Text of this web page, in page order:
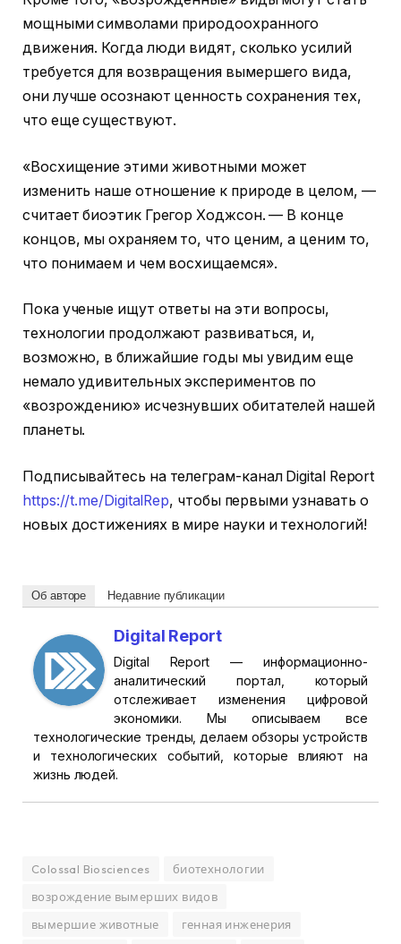
мощными символами природоохранного
движения. Когда люди видят, сколько усилий
требуется для возвращения вымершего вида,
они лучше осознают ценность сохранения тех,
что еще существуют.
«Восхищение этими животными может
изменить наше отношение к природе в целом, —
считает биоэтик Грегор Ходжсон. — В конце
концов, мы охраняем то, что ценим, а ценим то,
что понимаем и чем восхищаемся».
Пока ученые ищут ответы на эти вопросы,
технологии продолжают развиваться, и,
возможно, в ближайшие годы мы увидим еще
немало удивительных экспериментов по
«возрождению» исчезнувших обитателей нашей
планеты.
Подписывайтесь на телеграм-канал Digital Report
https://t.me/DigitalRep, чтобы первыми узнавать о
новых достижениях в мире науки и технологий!
Об авторе Недавние публикации
Digital Report
Digital Report — информационно-
аналитический портал, который
отслеживает изменения цифровой
экономики. Мы описываем все
технологические тренды, делаем обзоры устройств
и технологических событий, которые влияют на
жизнь людей.
Colossal Biosciences
биотехнологии
возрождение вымерших видов
вымершие животные
генная инженерия